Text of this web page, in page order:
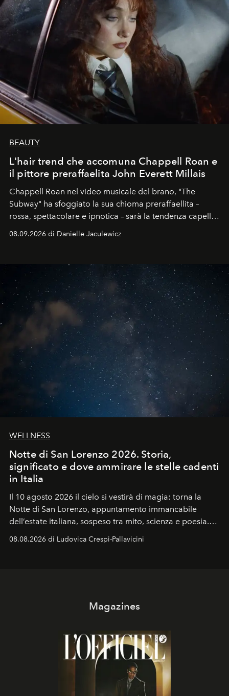
BEAUTY
L'hair trend che accomuna Chappell Roan e
il pittore preraffaelita John Everett Millais
Chappell Roan nel video musicale del brano, "The
Subway" ha sfoggiato la sua chioma preraffaellita –
rossa, spettacolare e ipnotica – sarà la tendenza capelli
dell'autunno?
08.09.2026 di Danielle Jaculewicz
WELLNESS
Notte di San Lorenzo 2026. Storia,
significato e dove ammirare le stelle cadenti
in Italia
Il 10 agosto 2026 il cielo si vestirà di magia: torna la
Notte di San Lorenzo, appuntamento immancabile
dell’estate italiana, sospeso tra mito, scienza e poesia.
Sarà il momento in cui gli occhi si alzano verso la volta
celeste per seguire il passaggio delle
08.08.2026 di Ludovica Crespi-Pallavicini
Magazines